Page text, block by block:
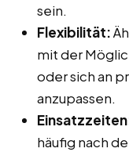
sein.
Flexibilität:
mit der
oder sich an
anzupassen.
häufig nach